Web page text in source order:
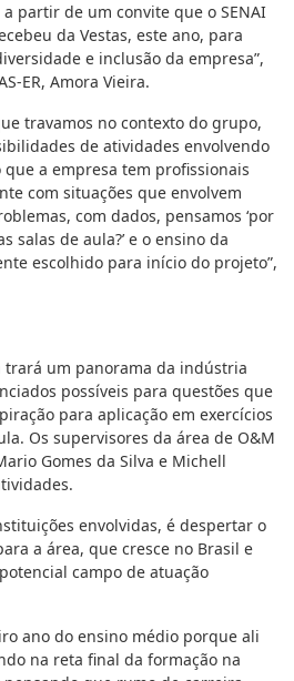
partir de um convite que o SENAI
da Vestas, este ano, para
e inclusão da empresa”,
ER, Amora Vieira.
travamos no contexto do grupo,
de atividades envolvendo
a empresa tem profissionais
com situações que envolvem
com dados, pensamos ‘por
salas de aula?’ e o ensino da
escolhido para início do projeto”,
trará um panorama da indústria
possíveis para questões que
para aplicação em exercícios
Os supervisores da área de O&M
Gomes da Silva e Michell
envolvidas, é despertar o
a área, que cresce no Brasil e
campo de atuação
ano do ensino médio porque ali
na reta final da formação na